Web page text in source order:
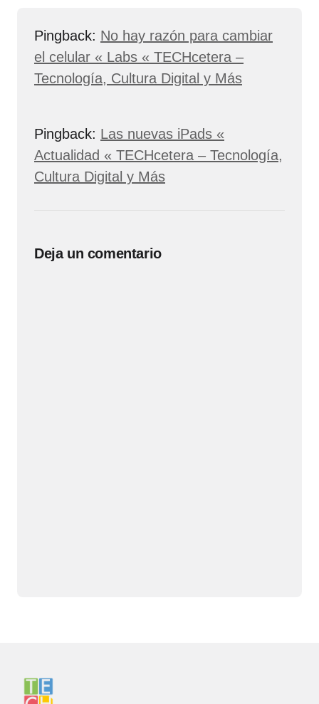
Pingback: No hay razón para cambiar
el celular « Labs « TECHcetera –
Tecnología, Cultura Digital y Más
Pingback: Las nuevas iPads «
Actualidad « TECHcetera – Tecnología,
Cultura Digital y Más
Deja un comentario